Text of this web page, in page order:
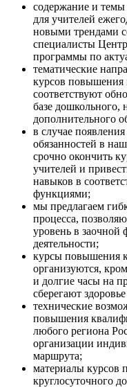
содержание и
для учителей
новыми трендами
специалисты
программы по
тематические
курсов повышения
соответствуют
базе дошкольного,
дополнительного
в случае
обязанностей в
срочно окончить
учителей и
навыков в
функциями;
мы предлагаем
процесса,
уровень в заочной
деятельности;
курсы повышения
организуются,
и долгие часы на
сберегают
технические
повышения
любого региона
организации
маршрута;
материалы курсов
круглосуточного